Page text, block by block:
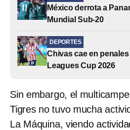
México derrota a
Mundial Sub-20
DEPORTES
Chivas cae en
Leagues Cup 2026
Sin embargo, el
Tigres no tuvo mucha
La Máquina, viendo